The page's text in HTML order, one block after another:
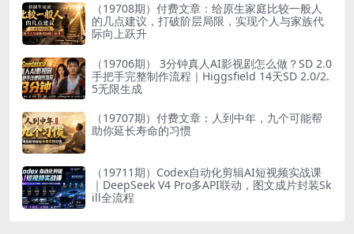
（19708期）付费文章：给原生家庭比较一般人
的几点建议，打破阶层局限，实现个人与家族代
际向上跃升
（19706期） 3分钟真人AI影视剧怎么做？SD 2.0
手把手完整制作流程｜Higgsfield 14天SD 2.0/2.
5无限生成
（19707期）付费文章：人到中年，九个可能帮
助你延长寿命的习惯
（19711期）Codex自动化剪辑AI短视频实战课
｜DeepSeek V4 Pro多API联动，图文成片封装Sk
ill全流程